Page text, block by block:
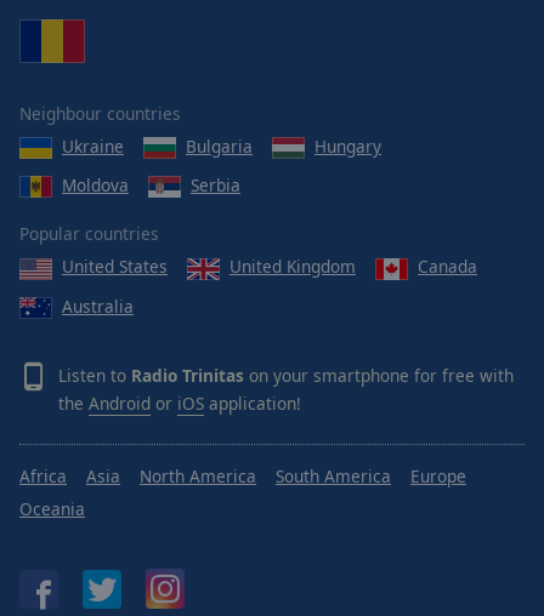
Neighbour countries
Ukraine
Bulgaria
Hungary
Moldova
Serbia
Popular countries
United States
United Kingdom
Canada
Australia
Listen to Radio Trinitas on your smartphone for free with
the Android or iOS application!
Africa Asia North America South America
Europe
Oceania